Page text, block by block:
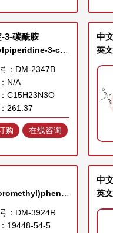
3-碳酰胺
英文名称：(S)-3-benzyl-N,N’-dimethylpiperidine-3-carbohydrazide
：DM-2347B
N/A
C15H23N3O
261.37
购 在线咨询
中
英文名称：methyl (4-chloro-3-(trifluoromethyl)phenyl)carbamate
：DM-3924R
19448-54-5
中